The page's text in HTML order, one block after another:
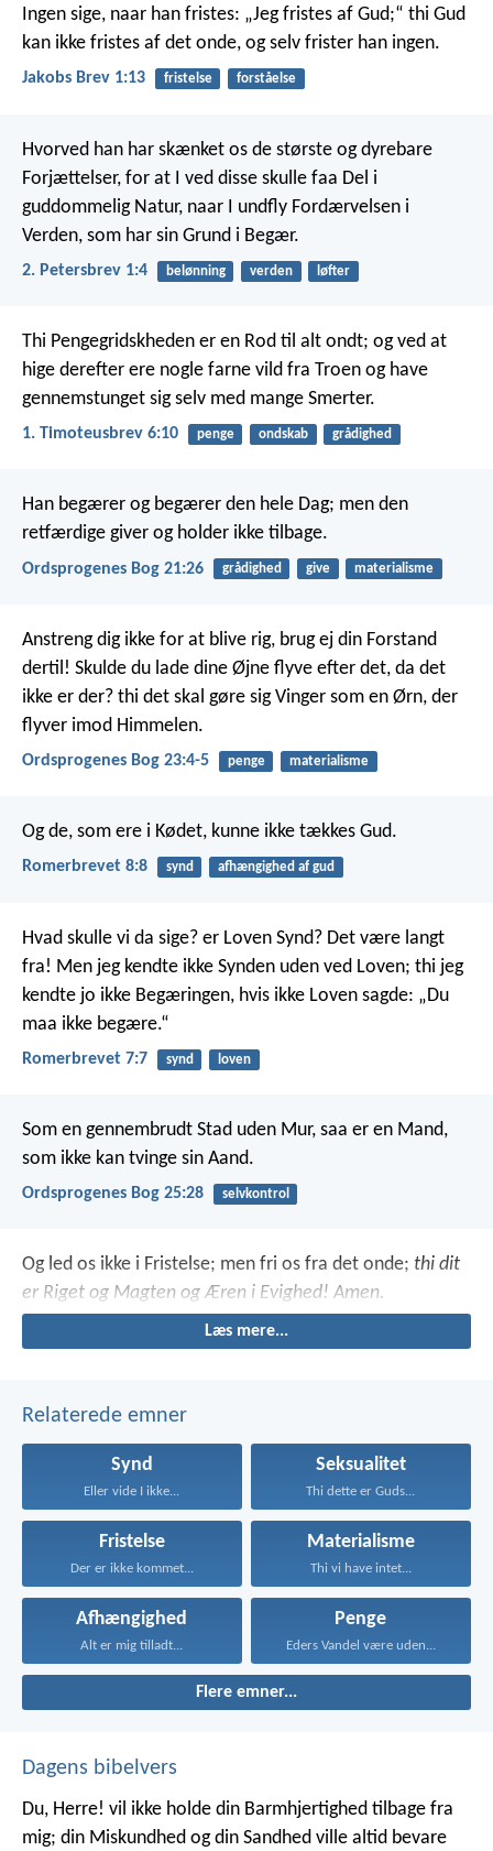
Ingen sige, naar han fristes: „Jeg fristes af Gud;“ thi Gud
kan ikke fristes af det onde, og selv frister han ingen.
Jakobs Brev 1:13 fristelse forståelse
Hvorved han har skænket os de største og dyrebare
Forjættelser, for at I ved disse skulle faa Del i
guddommelig Natur, naar I undfly Fordærvelsen i
Verden, som har sin Grund i Begær.
2. Petersbrev 1:4 belønning verden løfter
Thi Pengegridskheden er en Rod til alt ondt; og ved at
hige derefter ere nogle farne vild fra Troen og have
gennemstunget sig selv med mange Smerter.
1. Timoteusbrev 6:10 penge ondskab grådighed
Han begærer og begærer den hele Dag; men den
retfærdige giver og holder ikke tilbage.
Ordsprogenes Bog 21:26 grådighed give materialisme
Anstreng dig ikke for at blive rig, brug ej din Forstand
dertil! Skulde du lade dine Øjne flyve efter det, da det
ikke er der? thi det skal gøre sig Vinger som en Ørn, der
flyver imod Himmelen.
Ordsprogenes Bog 23:4-5 penge materialisme
Og de, som ere i Kødet, kunne ikke tækkes Gud.
Romerbrevet 8:8 synd afhængighed af gud
Hvad skulle vi da sige? er Loven Synd? Det være langt
fra! Men jeg kendte ikke Synden uden ved Loven; thi jeg
kendte jo ikke Begæringen, hvis ikke Loven sagde: „Du
maa ikke begære.“
Romerbrevet 7:7 synd loven
Som en gennembrudt Stad uden Mur, saa er en Mand,
som ikke kan tvinge sin Aand.
Ordsprogenes Bog 25:28 selvkontrol
Og led os ikke i Fristelse; men fri os fra det onde; thi dit
er Riget og Magten og Æren i Evighed! Amen.
Læs mere...
Relaterede emner
Synd
Eller vide I ikke...
Seksualitet
Thi dette er Guds...
Fristelse
Der er ikke kommet...
Materialisme
Thi vi have intet...
Afhængighed
Alt er mig tilladt...
Penge
Eders Vandel være uden...
Flere emner...
Dagens bibelvers
Du, Herre! vil ikke holde din Barmhjertighed tilbage fra
mig; din Miskundhed og din Sandhed ville altid bevare